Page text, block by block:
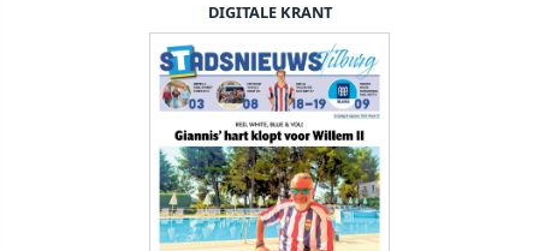
DIGITALE KRANT